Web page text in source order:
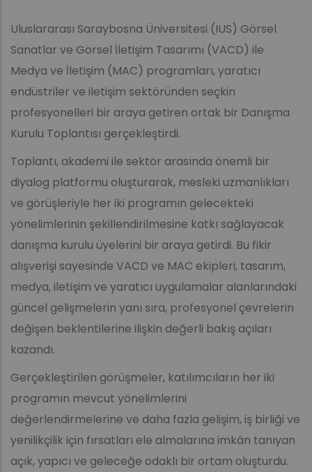
Uluslararası Saraybosna Üniversitesi (IUS) Görsel
Sanatlar ve Görsel İletişim Tasarımı (VACD) ile
Medya ve İletişim (MAC) programları, yaratıcı
endüstriler ve iletişim sektöründen seçkin
profesyonelleri bir araya getiren ortak bir Danışma
Kurulu Toplantısı gerçekleştirdi.
Toplantı, akademi ile sektör arasında önemli bir
diyalog platformu oluşturarak, mesleki uzmanlıkları
ve görüşleriyle her iki programın gelecekteki
yönelimlerinin şekillendirilmesine katkı sağlayacak
danışma kurulu üyelerini bir araya getirdi. Bu fikir
alışverişi sayesinde VACD ve MAC ekipleri, tasarım,
medya, iletişim ve yaratıcı uygulamalar alanlarındaki
güncel gelişmelerin yanı sıra, profesyonel çevrelerin
değişen beklentilerine ilişkin değerli bakış açıları
kazandı.
Gerçekleştirilen görüşmeler, katılımcıların her iki
programın mevcut yönelimlerini
değerlendirmelerine ve daha fazla gelişim, iş birliği ve
yenilikçilik için fırsatları ele almalarına imkân tanıyan
açık, yapıcı ve geleceğe odaklı bir ortam oluşturdu.